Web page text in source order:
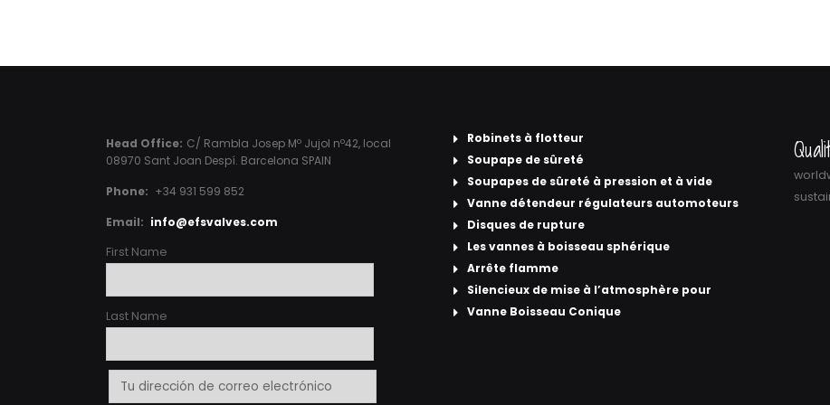
Head Office: C/ Rambla Josep Mº Jujol nº42, local
08970 Sant Joan Despí. Barcelona SPAIN
Phone: +34 931 599 852
Email: info@efsvalves.com
First Name
Last Name
Robinets à flotteur
Soupape de sûreté
Soupapes de sûreté à pression et à vide
Vanne détendeur régulateurs automoteurs
Disques de rupture
Les vannes à boisseau sphérique
Arrête flamme
Silencieux de mise à l’atmosphère pour
Vanne Boisseau Conique